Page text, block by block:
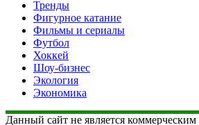
Тренды
Фигурное катание
Фильмы и сериалы
Футбол
Хоккей
Шоу-бизнес
Экология
Экономика
Данный сайт не является